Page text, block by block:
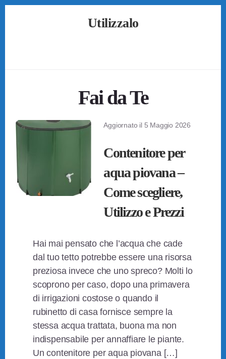
Utilizzalo
Fai da Te
Aggiornato il 5 Maggio 2026
Contenitore per
aqua piovana –
Come scegliere,
Utilizzo e Prezzi
Hai mai pensato che l’acqua che cade
dal tuo tetto potrebbe essere una risorsa
preziosa invece che uno spreco? Molti lo
scoprono per caso, dopo una primavera
di irrigazioni costose o quando il
rubinetto di casa fornisce sempre la
stessa acqua trattata, buona ma non
indispensabile per annaffiare le piante.
Un contenitore per aqua piovana […]